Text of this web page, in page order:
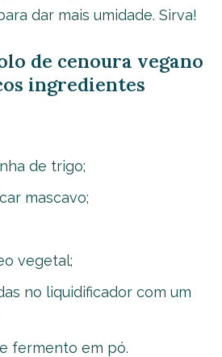
dar mais umidade. Sirva!
de cenoura vegano
ingredientes
de trigo;
mascavo;
vegetal;
no liquidificador com um
fermento em pó.